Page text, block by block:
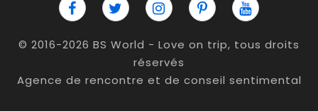
© 2016-2026 BS World - Love on trip, tous droits
réservés
Agence de rencontre et de conseil sentimental